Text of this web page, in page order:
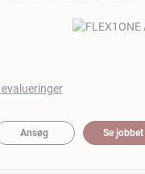
evalueringer
Ansøg Se jobbet